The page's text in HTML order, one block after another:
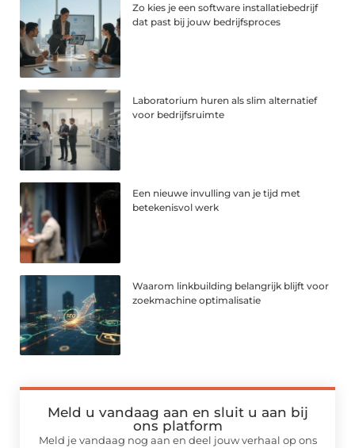
Zo kies je een software installatiebedrijf
dat past bij jouw bedrijfsproces
Laboratorium huren als slim alternatief
voor bedrijfsruimte
Een nieuwe invulling van je tijd met
betekenisvol werk
Waarom linkbuilding belangrijk blijft voor
zoekmachine optimalisatie
Meld u vandaag aan en sluit u aan bij
ons platform
Meld je vandaag nog aan en deel jouw verhaal op ons